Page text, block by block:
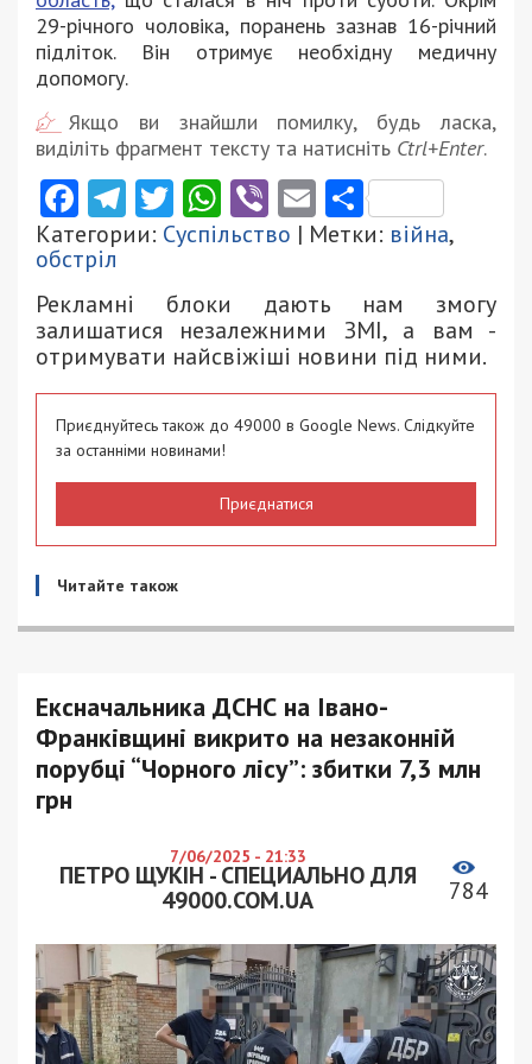
29-річного чоловіка, поранень зазнав 16-річний
підліток. Він отримує необхідну медичну
допомогу.
Якщо ви знайшли помилку, будь ласка,
виділіть фрагмент тексту та натисніть Ctrl+Enter.
Facebook
Telegram
Twitter
WhatsApp
ViberEmail
Категории: Суспільство | Метки: війна,
обстріл
Рекламні блоки дають нам змогу
залишатися незалежними ЗМІ, а вам -
отримувати найсвіжіші новини під ними.
Приєднуйтесь також до 49000 в Google News. Слідкуйте
за останніми новинами!
Приєднатися
Читайте також
Ексначальника ДСНС на Івано-
Франківщині викрито на незаконній
порубці “Чорного лісу”: збитки 7,3 млн
грн
7/06/2025 - 21:33
ПЕТРО ЩУКІН - СПЕЦИАЛЬНО ДЛЯ
49000.COM.UA
784